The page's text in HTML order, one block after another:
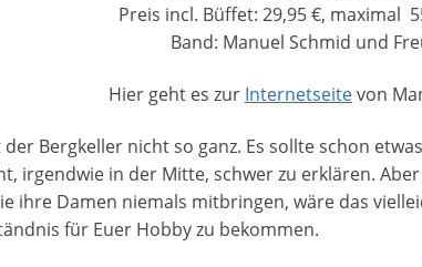
Preis incl. Büffet: 29,95 €, maximal
Band: ​Manuel Schmid und
​Hier geht es zur Internetseitevon
Bergkeller nicht so ganz. Es sollte schon
irgendwie in der Mitte, schwer zu erklären.
ihre Damen niemals mitbringen, wäre das
für Euer Hobby zu bekommen.